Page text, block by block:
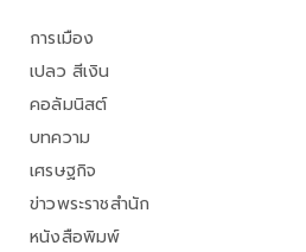
การเมือง
เปลว สีเงิน
คอลัมนิสต์
บทความ
เศรษฐกิจ
ข่าวพระราชสำนัก
หนังสือพิมพ์